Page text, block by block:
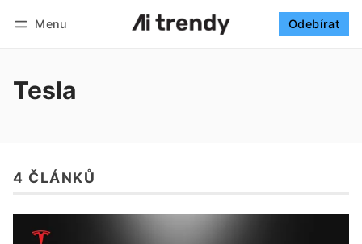
Menu Odebírat
Tesla
4 ČLÁNKŮ